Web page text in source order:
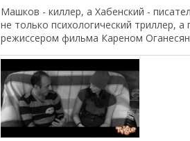
Машков - киллер, а Хабенский -
не только психологический триллер,
режиссером фильма Кареном